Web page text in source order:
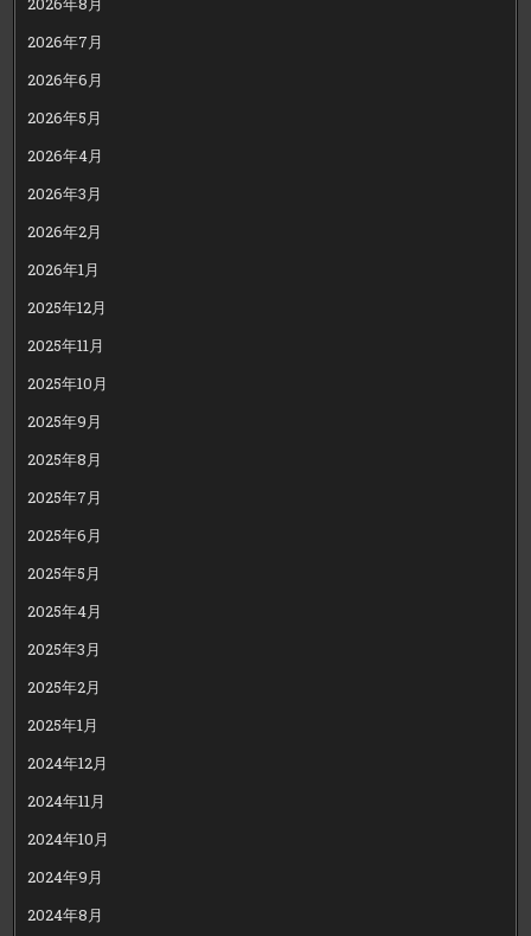
2026年7月
2026年6月
2026年5月
2026年4月
2026年3月
2026年2月
2026年1月
2025年12月
2025年11月
2025年10月
2025年9月
2025年8月
2025年7月
2025年6月
2025年5月
2025年4月
2025年3月
2025年2月
2025年1月
2024年12月
2024年11月
2024年10月
2024年9月
2024年8月